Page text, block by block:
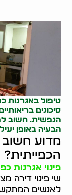
טיפול באגרנות
סיכונים
הנפשית. חשוב
הבעיה באופן
מדוע
הכפייתית?
פינוי אגרנות
שי פינוי דירה
לאנשים